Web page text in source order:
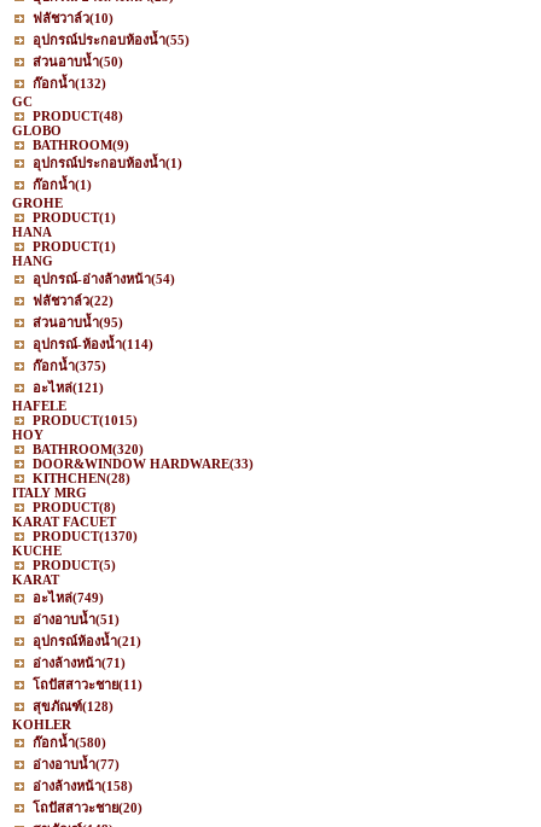
ฟลัชวาล์ว(10)
อุปกรณ์ประกอบห้องน้ำ(55)
ส่วนอาบน้ำ(50)
ก๊อกน้ำ(132)
GC
PRODUCT(48)
GLOBO
BATHROOM(9)
อุปกรณ์ประกอบห้องน้ำ(1)
ก๊อกน้ำ(1)
GROHE
PRODUCT(1)
HANA
PRODUCT(1)
HANG
อุปกรณ์-อ่างล้างหน้า(54)
ฟลัชวาล์ว(22)
ส่วนอาบน้ำ(95)
อุปกรณ์-ห้องน้ำ(114)
ก๊อกน้ำ(375)
อะไหล่(121)
HAFELE
PRODUCT(1015)
HOY
BATHROOM(320)
DOOR&WINDOW HARDWARE(33)
KITHCHEN(28)
ITALY MRG
PRODUCT(8)
KARAT FACUET
PRODUCT(1370)
KUCHE
PRODUCT(5)
KARAT
อะไหล่(749)
อ่างอาบน้ำ(51)
อุปกรณ์ห้องน้ำ(21)
อ่างล้างหน้า(71)
โถปัสสาวะชาย(11)
สุขภัณฑ์(128)
KOHLER
ก๊อกน้ำ(580)
อ่างอาบน้ำ(77)
อ่างล้างหน้า(158)
โถปัสสาวะชาย(20)